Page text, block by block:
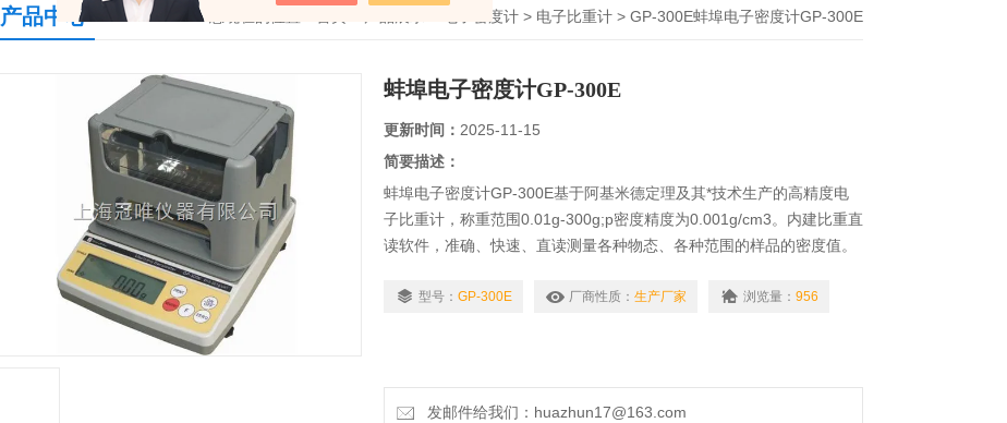
产品中心 电子密度计 > 电子比重计 > GP-300E蚌埠电子密度计GP-300E
蚌埠电子密度计GP-300E
更新时间： 2025-11-15
简要描述：
蚌埠电子密度计GP-300E基于阿基米德定理及其*技术生产的高精度电
子比重计，称重范围0.01g-300g;p密度精度为0.001g/cm3。内建比重直
读软件，准确、快速、直读测量各种物态、各种范围的样品的密度值。
合金、复合材料...等
型号： GP-300E 厂商性质： 生产厂家 浏览量： 956
发邮件给我们：huazhun17@163.com